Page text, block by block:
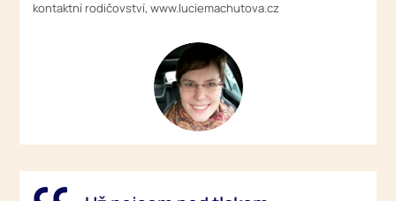
kontaktní rodičovství, www.luciemachutova.cz